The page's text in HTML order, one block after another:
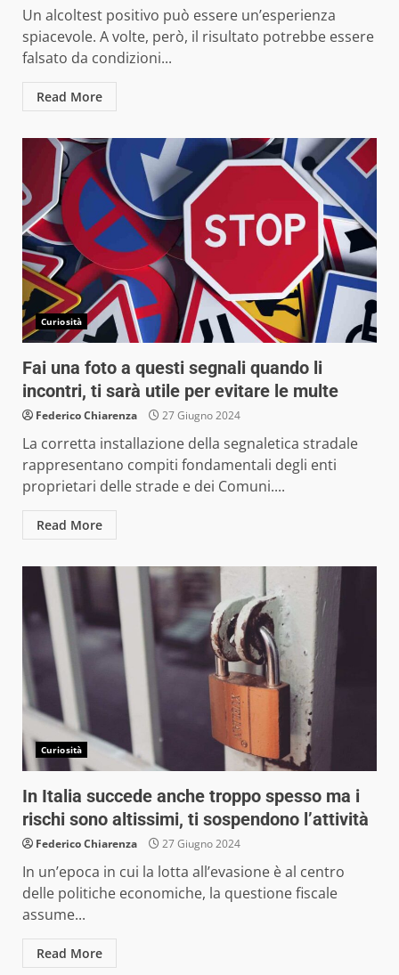
Un alcoltest positivo può essere un’esperienza
spiacevole. A volte, però, il risultato potrebbe essere
falsato da condizioni...
Read More
Curiosità
Fai una foto a questi segnali quando li
incontri, ti sarà utile per evitare le multe
Federico Chiarenza 27 Giugno 2024
La corretta installazione della segnaletica stradale
rappresentano compiti fondamentali degli enti
proprietari delle strade e dei Comuni....
Read More
Curiosità
In Italia succede anche troppo spesso ma i
rischi sono altissimi, ti sospendono l’attività
Federico Chiarenza 27 Giugno 2024
In un’epoca in cui la lotta all’evasione è al centro
delle politiche economiche, la questione fiscale
assume...
Read More